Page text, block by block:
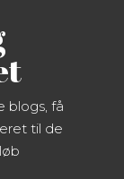
blogs, få
til de